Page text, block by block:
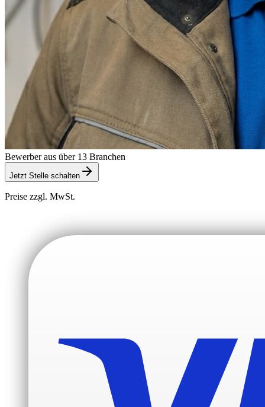
Bewerber aus über 13 Branchen
Jetzt Stelle schalten
Preise zzgl. MwSt.